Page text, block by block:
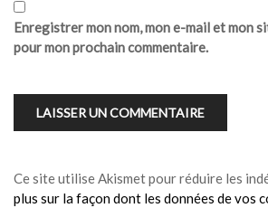
Enregistrer mon nom, mon e-mail et mon
pour mon prochain commentaire.
Ce site utilise Akismet pour réduire les
plus sur la façon dont les données de vos